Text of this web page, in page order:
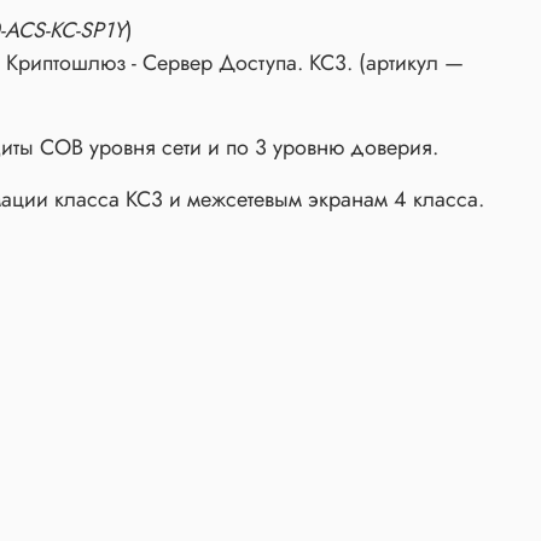
KC-SP1Y)
- Сервер Доступа. КС3. (артикул —
СОВ уровня сети и по 3 уровню доверия.
класса КС3 и межсетевым экранам 4 класса.